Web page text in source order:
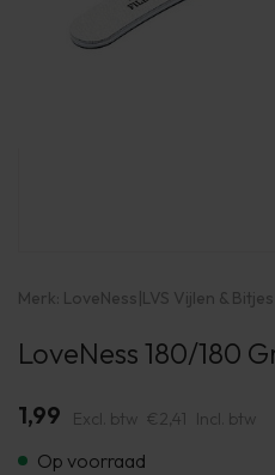
Merk: LoveNess|LVS Vijlen & Bitjes
LoveNess 180/180
1,99 Excl. btw €2,41 Incl. btw
Op voorraad